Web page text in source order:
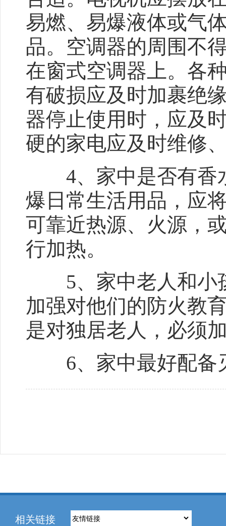
易燃、易爆液体或气
品。空调器的周围不
在窗式空调器上。各
有破损应及时加裹绝
器停止使用时，应及
硬的家电应及时维修
4、家中是否有香
爆日常生活用品，应
可靠近热源、火源，
行加热。
5、家中老人和小
加强对他们的防火教
是对独居老人，必须
6、家中最好配备
相关链接